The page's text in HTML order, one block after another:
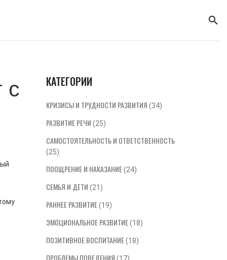
с
КАТЕГОРИИ
КРИЗИСЫ И ТРУДНОСТИ РАЗВИТИЯ (34)
РАЗВИТИЕ РЕЧИ (25)
САМОСТОЯТЕЛЬНОСТЬ И ОТВЕТСТВЕННОСТЬ
(25)
ПООЩРЕНИЕ И НАКАЗАНИЕ(24)
СЕМЬЯ И ДЕТИ (21)
РАННЕЕ РАЗВИТИЕ(19)
ЭМОЦИОНАЛЬНОЕ РАЗВИТИЕ(18)
ПОЗИТИВНОЕ ВОСПИТАНИЕ(18)
ПРОБЛЕМЫ ПОВЕДЕНИЯ